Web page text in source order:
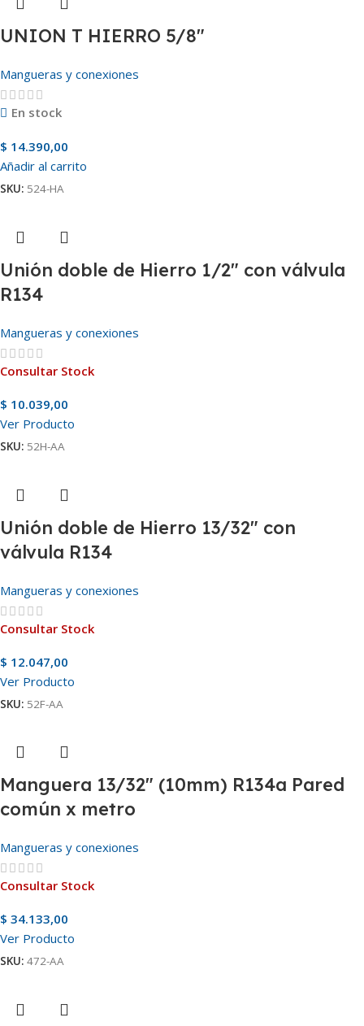
UNION T HIERRO 5/8″
Mangueras y conexiones
En stock
$ 14.390,00
Añadir al carrito
SKU: 524-HA
Unión doble de Hierro 1/2″ con válvula
R134
Mangueras y conexiones
Consultar Stock
$ 10.039,00
Ver Producto
SKU: 52H-AA
Unión doble de Hierro 13/32″ con
válvula R134
Mangueras y conexiones
Consultar Stock
$ 12.047,00
Ver Producto
SKU: 52F-AA
Manguera 13/32″ (10mm) R134a Pared
común x metro
Mangueras y conexiones
Consultar Stock
$ 34.133,00
Ver Producto
SKU: 472-AA